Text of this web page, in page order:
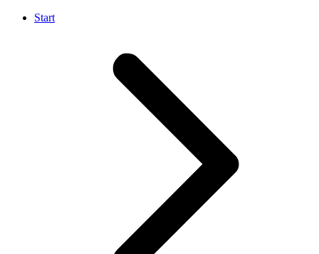
Start